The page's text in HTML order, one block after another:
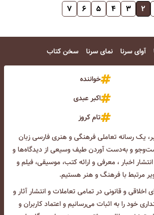
۲ ۳ ۴ ۵ ۶ ۷
آوای سرنا نمای سرنا سخن کتاب
خواننده
اکبر عبدی
تام کروز
یک رسانه تعاملی فرهنگی و هنری فارسی زبان
و به‌دست آوردن طیف وسیعی از دیدگاه‌ها و
اخبار ، معرفی و ارائه کتب، موسیقی، فیلم و
مرتبط با فرهنگ و هنر هستیم.
اخلاقی و قانونی در تمامی تعاملات و انتشار آثار و
خود را به اثبات می‌رسانیم و اعتماد کاربران و